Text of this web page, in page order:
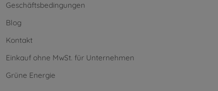
Geschäftsbedingungen
Blog
Kontakt
Einkauf ohne MwSt. für Unternehmen
Grüne Energie